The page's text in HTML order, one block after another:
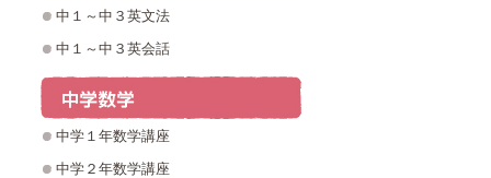
中１～中３英文法
中１～中３英会話
中学１年数学講座
中学２年数学講座